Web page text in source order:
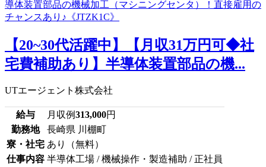
【20~30代活躍中】【月収31万円可◆社
宅費補助あり】半導体装置部品の機...
UTエージェント株式会社
給与 月収例313,000円
勤務地
長崎県 川棚町
寮・社宅 あり（無料）
仕事内容 半導体工場 / 機械操作・製造補助 / 正社員